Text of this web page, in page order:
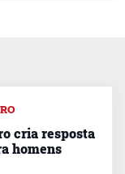
cria resposta
homens